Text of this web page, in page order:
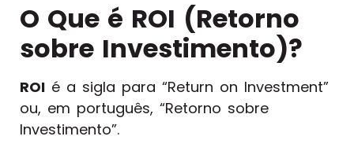
O Que é ROI (Retorno
sobre Investimento)?
ROI é a sigla para “Return on Investment”
ou, em português, “Retorno sobre
Investimento”.